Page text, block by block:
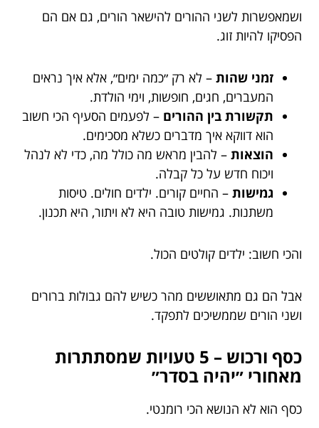
ושמאפשרות לשני ההורים להישאר הורים, גם אם הם
הפסיקו להיות זוג.
זמני שהות – לא רק ״כמה ימים״, אלא איך נראים
המעברים, חגים, חופשות, וימי הולדת.
תקשורת בין ההורים – לפעמים הסעיף הכי חשוב
הוא דווקא איך מדברים כשלא מסכימים.
הוצאות – להבין מראש מה כולל מה, כדי לא לנהל
ויכוח חדש על כל קבלה.
גמישות – החיים קורים. ילדים חולים. טיסות
משתנות. גמישות טובה היא לא ויתור, היא תכנון.
והכי חשוב: ילדים קולטים הכול.
אבל הם גם מתאוששים מהר כשיש להם גבולות ברורים
ושני הורים שממשיכים לתפקד.
כסף ורכוש – 5 טעויות שמסתתרות
מאחורי ״יהיה בסדר״
כסף הוא לא הנושא הכי רומנטי.